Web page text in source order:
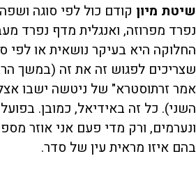
שיטת מיון קודם כול לפי סוגה
נפרד מפרוזה, ואנגלית מדף נפרד
החלוקה היא בעיקר נושאית או לפי
שצריכים לפגוש זה את זה (במשך
אמר זרתוסטרא" של ניטשה ישבו
השני). כל זה באידיאל, כמובן.
ונערמים, ורק מדי פעם אני אוזר
בהם איזו מראית עין של סדר.